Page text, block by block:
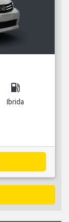
local_gas_station
Ibrida